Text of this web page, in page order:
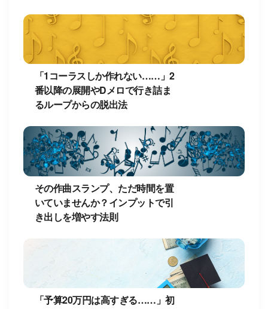
「1コーラスしか作れない……」2
番以降の展開やDメロで行き詰ま
るループからの脱出法
その作曲スランプ、ただ時間を置
いていませんか？インプットで引
き出しを増やす法則
「予算20万円は高すぎる……」初